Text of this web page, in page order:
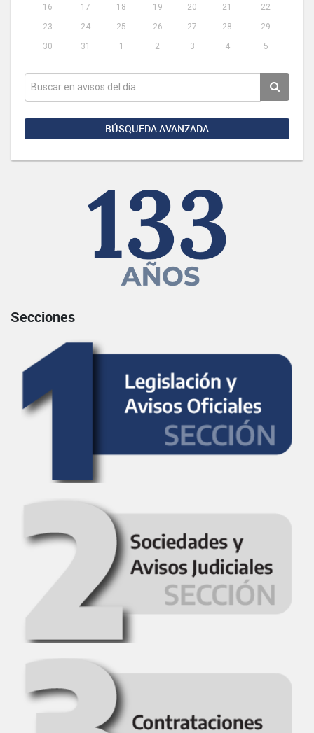
16
17 18 19 20 21
22
23
24 25 26 27 28
29
30
31 1 2 3 4 5
BÚSQUEDA AVANZADA
Secciones